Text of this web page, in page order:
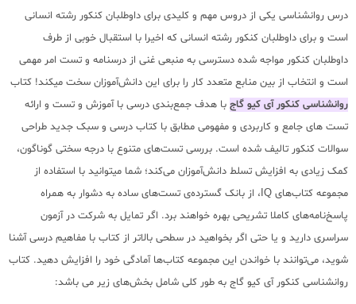
درس روانشناسی یکی از دروس مهم و کلیدی برای داوطلبان کنکور رشته انسانی
است و برای داوطلبان کنکور رشته انسانی که اخیرا با استقبال خوبی از طرف
داوطلبان کنکور مواجه شده دسترسی به منبعی غنی از درسنامه و تست امر مهمی
است و انتخاب از بین منابع متعدد کار را برای این دانش‌آموزان سخت میکند! کتاب
روانشناسی کنکور آی کیو گاج با هدف جمع‌بندی درسی با آموزش و تست و ارائه
تست های جامع و کاربردی و مفهومی مطابق با کتاب درسی و سبک جدید طراحی
سوالات کنکور تالیف شده است. بررسی تست‌های متنوع با درجه سختی گوناگون،
کمک زیادی به افزایش تسلط دانش‌آموزان می‌کند؛ شما میتوانید با استفاده از
مجموعه‌ کتاب‌های IQ، از بانک گسترده‌ی تست‌های ساده به دشوار به همراه
پاسخ‌نامه‌های کاملا تشریحی بهره خواهند برد. اگر تمایل به شرکت در آزمون
سراسری دارید و یا حتی اگر بخواهید در سطحی بالاتر از کتاب با مفاهیم درسی آشنا
شوید، می‌توانند با خواندن این مجموعه کتاب‌ها آمادگی خود را افزایش دهید. کتاب
روانشناسی کنکور آی کیو گاج به طور کلی شامل بخش‌های زیر می باشد: